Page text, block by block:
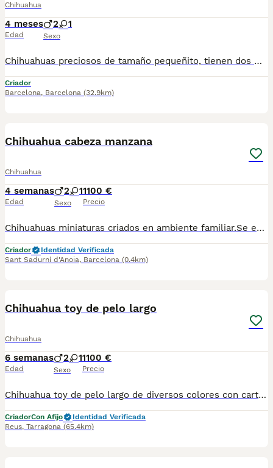
Chihuahua
4 meses
Edad
2 1
Sexo
Chihuahuas preciosos de tamaño pequeñito, tienen dos meses de edad, varios colores disponibles a elegir, se entregan en las mejores condiciones, muy bien cuidados, revisados por nuestro veterinario, vacunados, desparasitados, con cartilla veterinaria, microchip y garantía sanitaria por escrito vírica y genética, se pueden venir a ver sin compromiso cualquier día de la semana. Núcleo Zoológico: T-2500116
Criador
Barcelona, Barcelona (32.9km)
Chihuahua cabeza manzana
Chihuahua
4 semanas
Edad
2 1
Sexo
1100 €
Precio
Chihuahuas miniaturas criados en ambiente familiar.Se entregan desparasitados vacunados,Para más información escribir o llamar al 682908382
Criador
Identidad Verificada
Sant Sadurní d'Anoia, Barcelona (0.4km)
Chihuahua toy de pelo largo
Chihuahua
6 semanas
Edad
2 1
Sexo
1100 €
Precio
Chihuahua toy de pelo largo de diversos colores con cartilla sanitaria vacuna chip desparasitación con garantía víricas y congenitas
CriadorCon Afijo
Identidad Verificada
Reus, Tarragona (65.4km)